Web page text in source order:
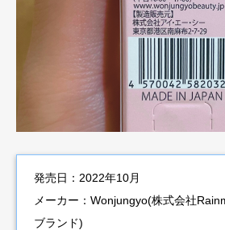
発売日：2022年10月
メーカー：Wonjungyo(株式会社
ブランド)